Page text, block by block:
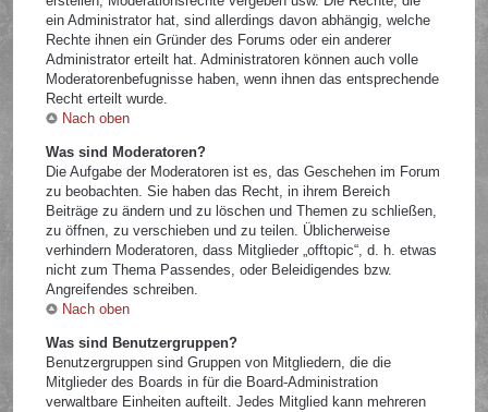
ein Administrator hat, sind allerdings davon abhängig, welche
Rechte ihnen ein Gründer des Forums oder ein anderer
Administrator erteilt hat. Administratoren können auch volle
Moderatorenbefugnisse haben, wenn ihnen das entsprechende
Recht erteilt wurde.
Nach oben
Was sind Moderatoren?
Die Aufgabe der Moderatoren ist es, das Geschehen im Forum
zu beobachten. Sie haben das Recht, in ihrem Bereich
Beiträge zu ändern und zu löschen und Themen zu schließen,
zu öffnen, zu verschieben und zu teilen. Üblicherweise
verhindern Moderatoren, dass Mitglieder „offtopic“, d. h. etwas
nicht zum Thema Passendes, oder Beleidigendes bzw.
Angreifendes schreiben.
Nach oben
Was sind Benutzergruppen?
Benutzergruppen sind Gruppen von Mitgliedern, die die
Mitglieder des Boards in für die Board-Administration
verwaltbare Einheiten aufteilt. Jedes Mitglied kann mehreren